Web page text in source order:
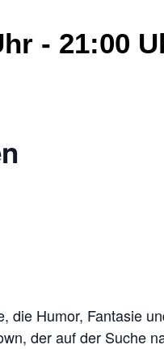
- 21:00
die Humor, Fantasie
der auf der Suche